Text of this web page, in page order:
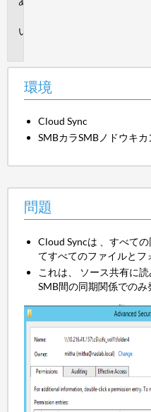
環境
Cloud Sync
SMBカラSMBノドウキカ
問題
Cloud Syncは 、すべて
てすべてのファイルとフ
これは、 ソース共有に
SMB間の同期関係でのみ